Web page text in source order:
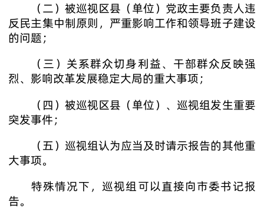
（二）被巡视区县（单位）党政主要负责人违
反民主集中制原则，严重影响工作和领导班子建设
的问题；
（三）关系群众切身利益、干部群众反映强
烈、影响改革发展稳定大局的重大事项；
（四）被巡视区县（单位）、巡视组发生重要
突发事件；
（五）巡视组认为应当及时请示报告的其他重
大事项。
特殊情况下，巡视组可以直接向市委书记报
告。